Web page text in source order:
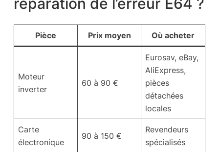
Pièce Prix moyen Où acheter
Moteur
inverter
60 à 90 €
Eurosav, eBay,
AliExpress,
pièces
détachées
locales
Carte
électronique
90 à 150 €
Revendeurs
spécialisés